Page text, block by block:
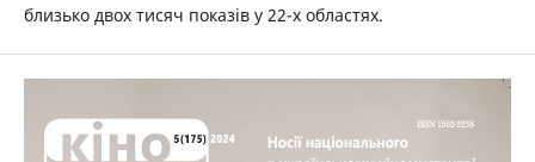
близько двох тисяч показів у 22-х областях.